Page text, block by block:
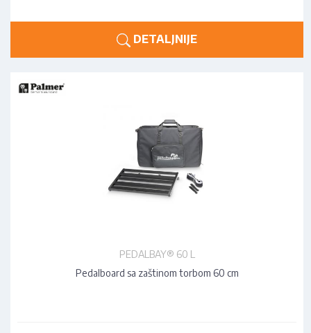
DETALJNIJE
PEDALBAY® 60 L
Pedalboard sa zaštinom torbom 60 cm